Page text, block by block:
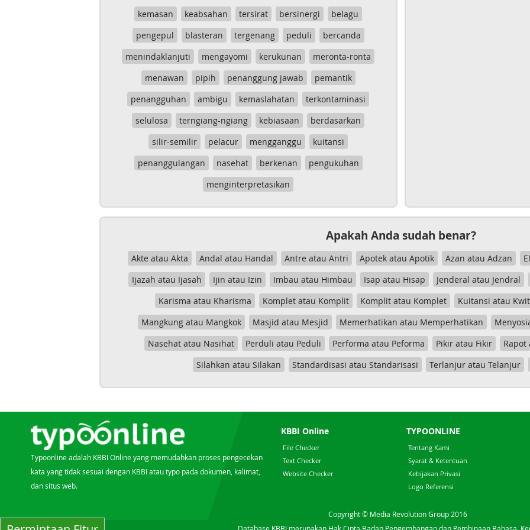
kemasan
keabsahan tersirat bersinergi
belagu
pengepul
blasteran tergenang peduli
bercanda
menindaklanjuti
mengayomi kerukunan
meronta-ronta
menawan
pipih penanggung jawab
pemantik
penangguhan
ambigu kemaslahatan
terkontaminasi
selulosa
terngiang-ngiang kebiasaan
berdasarkan
silir-semilir
pelacur mengganggu
kuitansi
penanggulangan
nasehat berkenan
pengukuhan
menginterpretasikan
Apakah Anda sudah benar?
Akte atau Akta Andal atau Handal Antre atau Antri Apotek atau Apotik Azan atau Adzan
Ijazah atau Ijasah
Ijin atau Izin Imbau atau Himbau Isap atau Hisap Jenderal atau Jendral
Karisma atau Kharisma
Komplet atau Komplit Komplit atau Komplet Kuitansi atau
Mangkung atau Mangkok
Masjid atau Mesjid Memerhatikan atau Memperhatikan
Nasehat atau Nasihat
Perduli atau Peduli Performa atau Peforma Pikir atau Fikir Rapot
Silahkan atau Silakan
Standardisasi atau Standarisasi Terlanjur atau Telanjur
Typoonline adalah KBBI Online yang memudahkan proses pengecekan
kata yang tidak sesuai dengan KBBI atau typo pada dokumen, kalimat,
dan situs web.
KBBI Online
File Checker
Text Checker
Website Checker
TYPOONLINE
Tentang Kami
Syarat & Ketentuan
Kebijakan Privasi
Logo Referensi
Copyright © Media Revolution Group 2016